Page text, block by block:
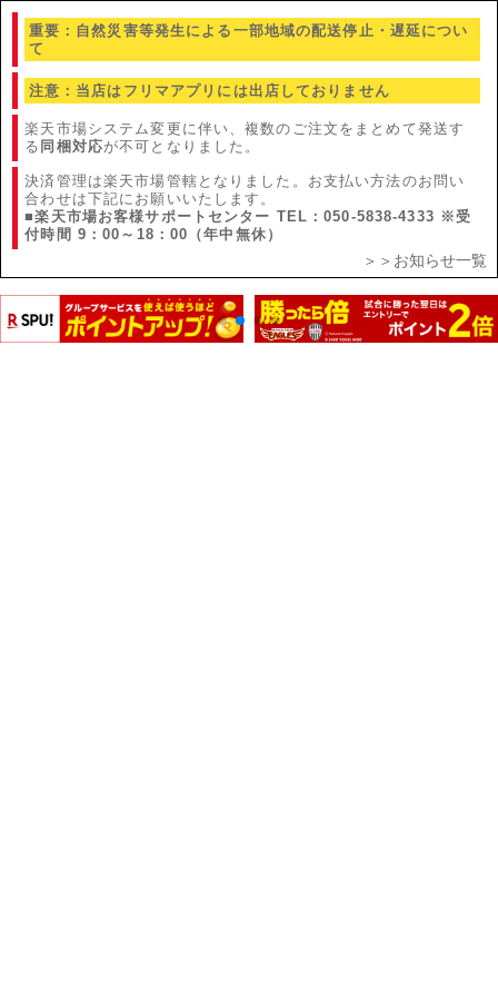
重要： 自然災害等発生による一部地域の配送停止・遅延につい
て
注意： 当店はフリマアプリには出店しておりません
楽天市場システム変更に伴い、複数のご注文をまとめて発送す
る 同梱対応が不可となりました。
決済管理は楽天市場管轄となりました。お支払い方法のお問い
合わせは下記にお願いいたします。
■楽天市場お客様サポートセンター TEL：050-5838-4333 ※受
付時間 9：00～18：00（年中無休）
＞＞お知らせ一覧